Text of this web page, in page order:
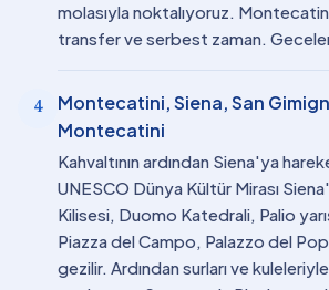
molasıyla noktalıyoruz.
transfer ve serbest zaman.
4
Montecatini, Siena, San
Montecatini
Kahvaltının ardından Siena'ya
UNESCO Dünya Kültür Mirası
Kilisesi, Duomo Katedrali, Palio
Piazza del Campo, Palazzo del
gezilir. Ardından surları ve